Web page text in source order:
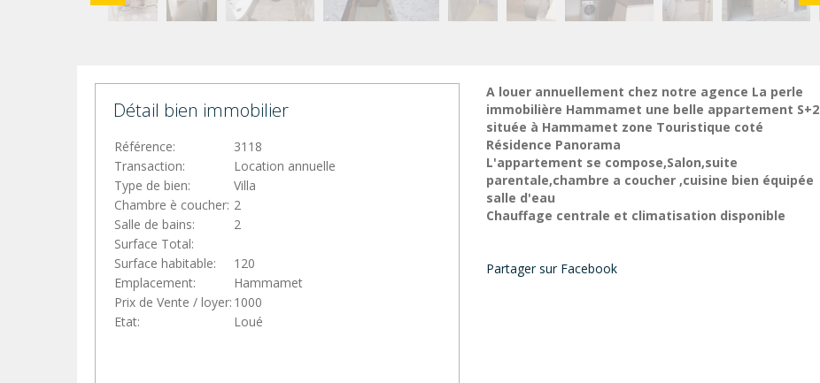
Détail bien immobilier
Référence:
3118
Transaction:
Location annuelle
Type de bien:
Villa
Chambre è coucher: 2
Salle de bains:
2
Surface Total:
Surface habitable:
120
Emplacement:
Hammamet
Prix de Vente / loyer: 1000
Etat:
Loué
A louer annuellement chez notre agence La perle
immobilière Hammamet une belle appartement S+2
située à Hammamet zone Touristique coté
Résidence Panorama
L'appartement se compose,Salon,suite
parentale,chambre a coucher ,cuisine bien équipée
salle d'eau
Chauffage centrale et climatisation disponible
Partager sur Facebook